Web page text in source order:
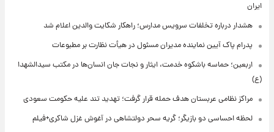
ایران
هشدار درباره تخلفات سرویس مدارس؛ راهکار شکایت والدین اعلام شد
پدرام پاک آیین نماینده مدیران مسئول در هیأت نظارت بر مطبوعات
اربعین؛ حماسه باشکوه خدمت، ایثار و نجات جان انسان‌ها در مکتب سیدالشهدا
(ع)
مراکز نظامی عربستان هدف حمله قرار گرفت؛ تهدید تند علیه حکومت سعودی
لحظه احساسی دو بازیگر؛ گریه سحر دولتشاهی در آغوش غزل شاکری+فیلم